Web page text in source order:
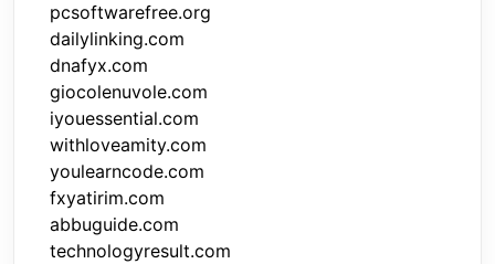
pcsoftwarefree.org
dailylinking.com
dnafyx.com
giocolenuvole.com
iyouessential.com
withloveamity.com
youlearncode.com
fxyatirim.com
abbuguide.com
technologyresult.com